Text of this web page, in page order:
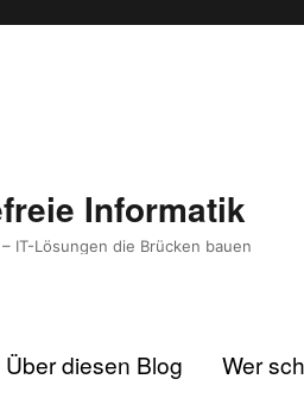
Informatik
IT-Lösungen die Brücken bauen
Über diesen Blog Wer